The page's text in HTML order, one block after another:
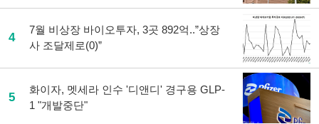
4
7월 비상장 바이오투자, 3곳 892억..”상장
사 조달제로(0)”
5
화이자, 멧세라 인수 '디앤디' 경구용 GLP-
1 "개발중단"